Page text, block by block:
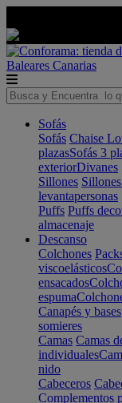
Baleares Canarias
Sofás
Sofás Chaise
plazasSofás 3
exteriorDivanes
Sillones
levantapersonas
Puffs Puffs
almacenaje
Descanso
Colchones
viscoelásticos
ensacados
espuma
Canapés y bases
somieres
Camas Camas
individuales
nido
Cabeceros
Complementos